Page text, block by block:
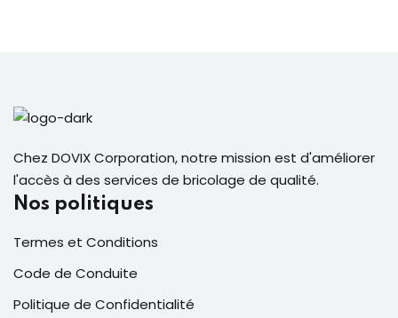
Chez DOVIX Corporation, notre mission est d'améliorer
l'accès à des services de bricolage de qualité.
Nos politiques
Termes et Conditions
Code de Conduite
Politique de Confidentialité